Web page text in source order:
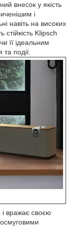
внесок у якість
і
навіть на високих
стійкість Klipsch
її ідеальним
події.
вражає своєю